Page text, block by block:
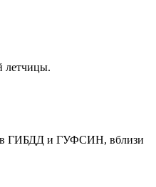
летчицы.
ГИБДД и ГУФСИН, вблизи